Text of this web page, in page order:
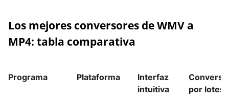
Los mejores conversores de WMV a
MP4: tabla comparativa
Programa Plataforma
Interfaz
intuitiva
por lotes